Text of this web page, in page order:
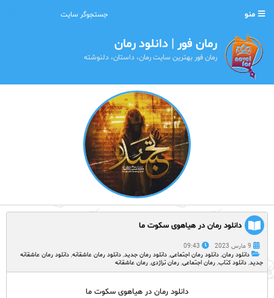
منو
رمان فور | دانلود رمان
رمان فور بهترین سایت رمان، داستان، دلنوشته
دانلود رمان در هیاهوی سکوت ما
9 مارس 2023
09:43
دانلود رمان, دانلود رمان اجتماعی, دانلود رمان جدید, دانلود رمان عاشقانه, دانلود رمان عاشقانه
جدید, دانلود کتاب, رمان اجتماعی, رمان تراژدی, رمان عاشقانه
دانلود رمان در هیاهوی سکوت ما